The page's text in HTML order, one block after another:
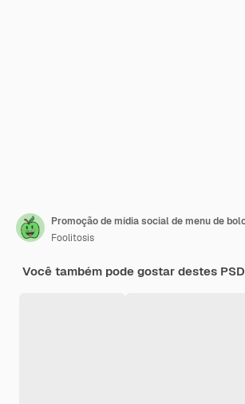
Foolitosis
Você também pode gostar destes PSD